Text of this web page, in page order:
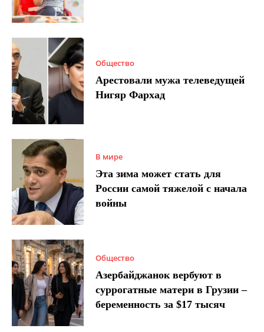
Общество
Арестовали мужа телеведущей
Нигяр Фархад
В мире
Эта зима может стать для
России самой тяжелой с начала
войны
Общество
Азербайджанок вербуют в
суррогатные матери в Грузии –
беременность за $17 тысяч